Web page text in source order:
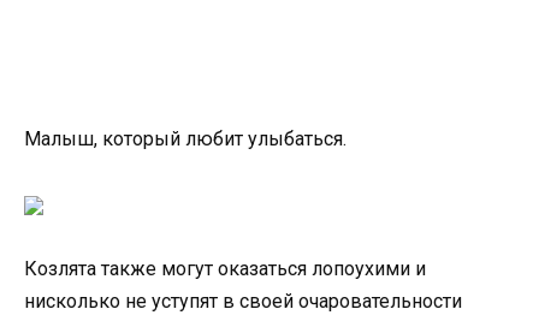
Малыш, который любит улыбаться.
Козлята также могут оказаться лопоухими и
нисколько не уступят в своей очаровательности